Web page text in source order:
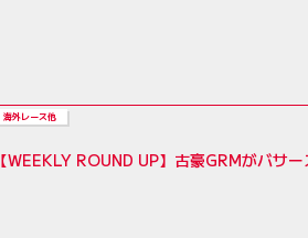
海外レース他
【WEEKLY ROUND UP】古豪GRMがバサ